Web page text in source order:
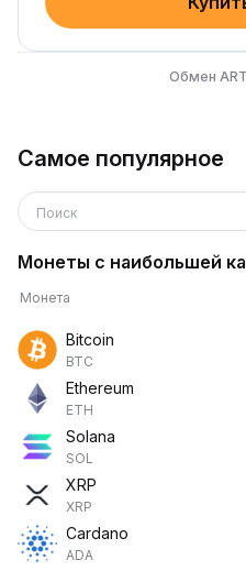
Обмен
Самое популярное
Поиск
Монеты с наибольшей
Монета
Bitcoin
BTC
Ethereum
ETH
Solana
SOL
XRP
XRP
Cardano
ADA